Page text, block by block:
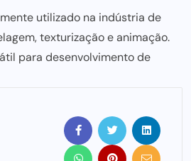
utilizado na indústria de
texturização e animação.
para desenvolvimento de